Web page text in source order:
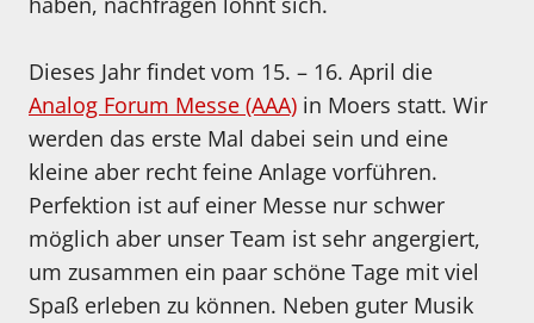
Dieses Jahr findet vom 15. – 16. April die
Analog Forum Messe (AAA) in Moers statt. Wir
werden das erste Mal dabei sein und eine
kleine aber recht feine Anlage vorführen.
Perfektion ist auf einer Messe nur schwer
möglich aber unser Team ist sehr angergiert,
um zusammen ein paar schöne Tage mit viel
Spaß erleben zu können. Neben guter Musik